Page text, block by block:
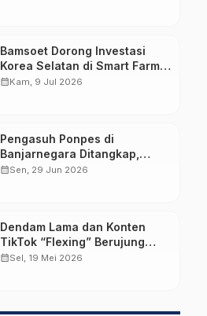
Bamsoet Dorong Investasi
Korea Selatan di Smart Farm,
Kosmetik, dan Otomotif
calendar_monthKam, 9 Jul 2026
Pengasuh Ponpes di
Banjarnegara Ditangkap,
Diduga Cabuli Empat
calendar_monthSen, 29 Jun 2026
Dendam Lama dan Konten
TikTok “Flexing” Berujung
Pembakaran Mobil Istri Kades
calendar_monthSel, 19 Mei 2026